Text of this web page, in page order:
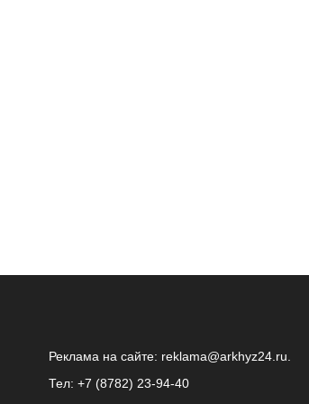
Реклама на сайте: reklama@arkhyz24.ru
Тел: +7 (8782) 23‑94‑40